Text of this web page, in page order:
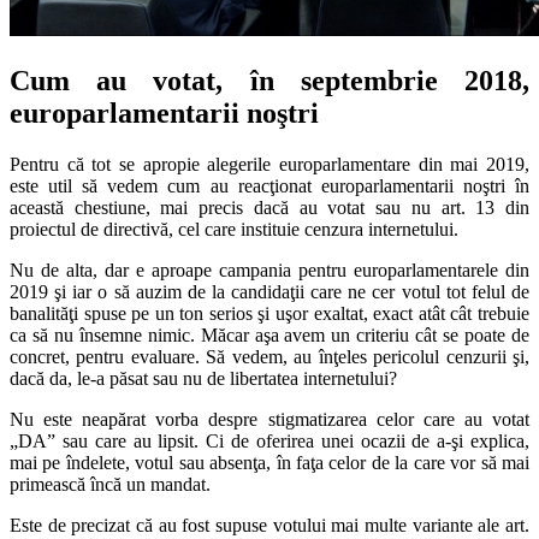
Cum au votat, în septembrie 2018,
europarlamentarii noştri
Pentru că tot se apropie alegerile europarlamentare din mai 2019,
este util să vedem cum au reacţionat europarlamentarii noştri în
această chestiune, mai precis dacă au votat sau nu art. 13 din
proiectul de directivă, cel care instituie cenzura internetului.
Nu de alta, dar e aproape campania pentru europarlamentarele din
2019 şi iar o să auzim de la candidaţii care ne cer votul tot felul de
banalităţi spuse pe un ton serios şi uşor exaltat, exact atât cât trebuie
ca să nu însemne nimic. Măcar aşa avem un criteriu cât se poate de
concret, pentru evaluare. Să vedem, au înţeles pericolul cenzurii şi,
dacă da, le-a păsat sau nu de libertatea internetului?
Nu este neapărat vorba despre stigmatizarea celor care au votat
„DA” sau care au lipsit. Ci de oferirea unei ocazii de a-şi explica,
mai pe îndelete, votul sau absenţa, în faţa celor de la care vor să mai
primească încă un mandat.
Este de precizat că au fost supuse votului mai multe variante ale art.